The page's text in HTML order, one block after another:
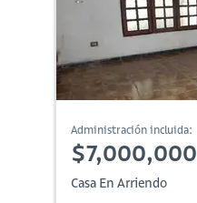
Administración incluida:
$7,000,000
Casa En Arriendo